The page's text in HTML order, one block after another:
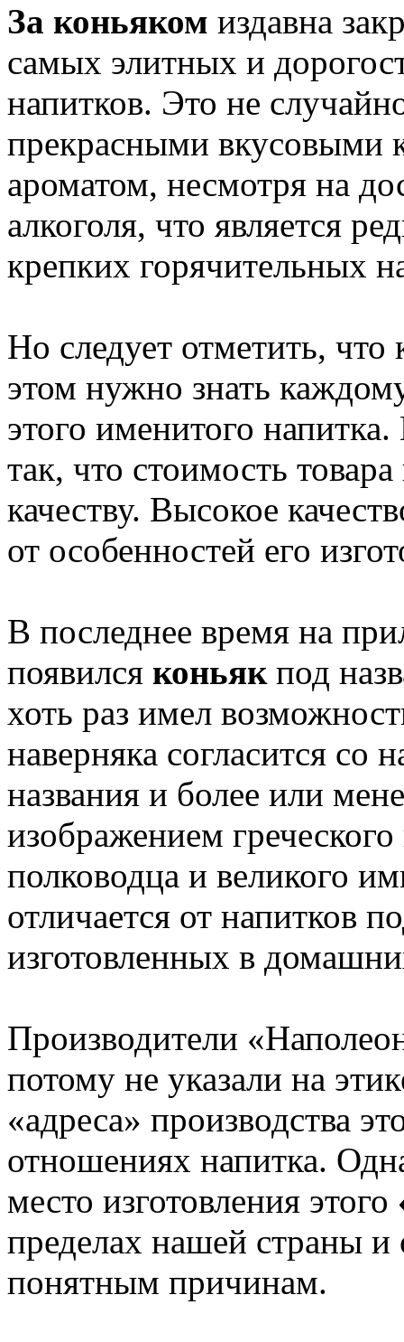
За коньяком издавна
самых элитных и
напитков. Это не
прекрасными вкусовыми
ароматом, несмотря на
алкоголя, что является
крепких горячительных
Но следует отметить,
этом нужно знать
этого именитого
так, что стоимость товара
качеству. Высокое
от особенностей его
В последнее время на
появился коньякпод
хоть раз имел
наверняка согласится со
названия и более или
изображением
полководца и великого
отличается от напитков
изготовленных в
Производители
потому не указали на
«адреса» производства
отношениях напитка.
место изготовления этого
пределах нашей страны и
понятным причинам.